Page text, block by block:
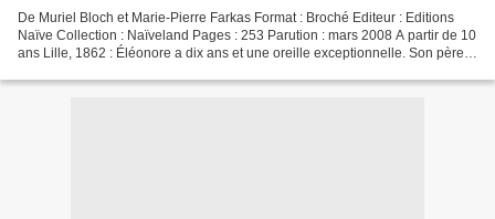
De Muriel Bloch et Marie-Pierre Farkas Format : Broché Editeur : Editions
Naïve Collection : Naïveland Pages : 253 Parution : mars 2008 A partir de 10
ans Lille, 1862 : Éléonore a dix ans et une oreille exceptionnelle. Son père